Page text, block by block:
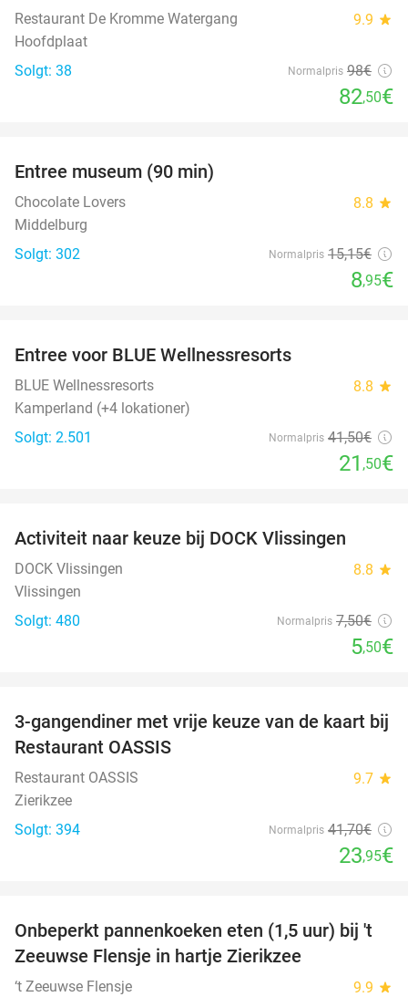
Restaurant De Kromme Watergang 9.9 star
Hoofdplaat
Solgt: 38
Normalpris 98€
82,50€
Entree museum (90 min)
Chocolate Lovers 8.8 star
Middelburg
Solgt: 302
Normalpris 15,15€
8,95€
Entree voor BLUE Wellnessresorts
BLUE Wellnessresorts 8.8 star
Kamperland (+4 lokationer)
Solgt: 2.501
Normalpris 41,50€
21 ,50€
Activiteit naar keuze bij DOCK Vlissingen
DOCK Vlissingen 8.8 star
Vlissingen
Solgt: 480
Normalpris 7,50€
5,50€
43%
3-gangendiner met vrije keuze van de kaart bij
Restaurant OASSIS
Restaurant OASSIS 9.7 star
Zierikzee
Solgt: 394
Normalpris 41,70€
23,95€
67%
Onbeperkt pannenkoeken eten (1,5 uur) bij 't
Zeeuwse Flensje in hartje Zierikzee
‘t Zeeuwse Flensje 9.9 star